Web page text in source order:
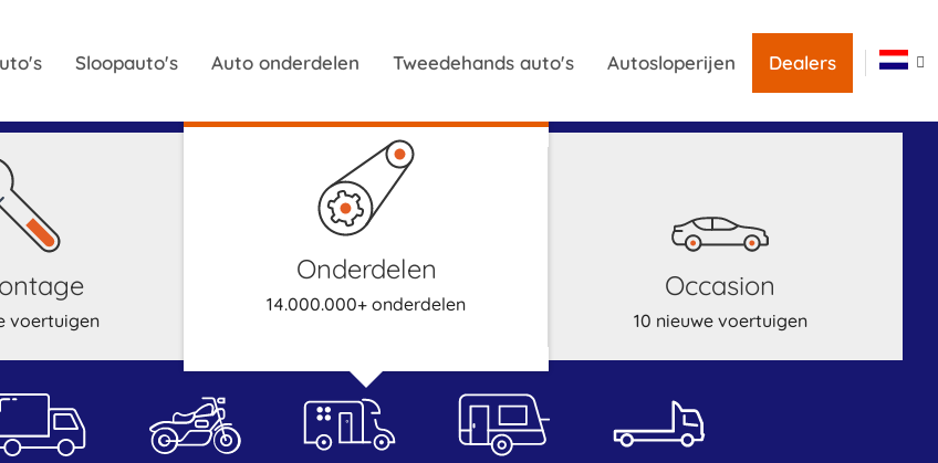
Sloopauto's Auto onderdelen Tweedehands auto's Autosloperijen Dealers
voertuigen
onderdelen
14.000.000+ onderdelen
occasion
10 nieuwe voertuigen